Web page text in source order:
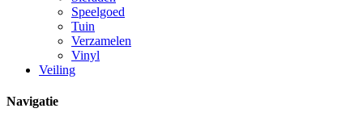
Speelgoed
Tuin
Verzamelen
Vinyl
Veiling
Navigatie